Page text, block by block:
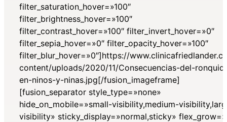
filter_saturation_hover=»100″
filter_brightness_hover=»100″
filter_contrast_hover=»100″ filter_invert_hover=»0″
filter_sepia_hover=»0″ filter_opacity_hover=»100″
filter_blur_hover=»0″]https://
content/uploads/2020/11/Consecuencias-del-
en-ninos-y-ninas.jpg[/fusion_imageframe]
[fusion_separator style_type=»none»
hide_on_mobile=»small-visibility,medium-
visibility» sticky_display=»normal,sticky»